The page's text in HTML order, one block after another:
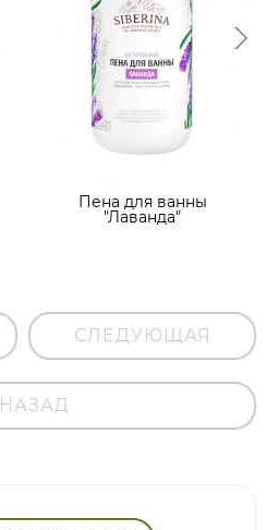
Пена для ванны
"Лаванда"
СЛЕДУЮЩАЯ
НАЗАД